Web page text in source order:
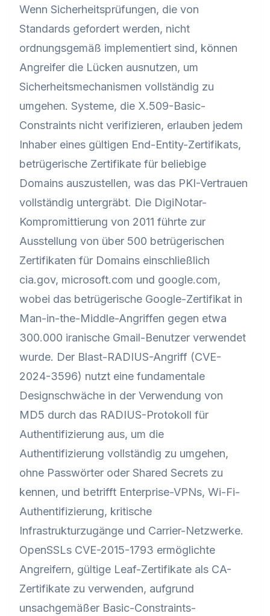
Wenn Sicherheitsprüfungen, die von
Standards gefordert werden, nicht
ordnungsgemäß implementiert sind, können
Angreifer die Lücken ausnutzen, um
Sicherheitsmechanismen vollständig zu
umgehen. Systeme, die X.509-Basic-
Constraints nicht verifizieren, erlauben jedem
Inhaber eines gültigen End-Entity-Zertifikats,
betrügerische Zertifikate für beliebige
Domains auszustellen, was das PKI-Vertrauen
vollständig untergräbt. Die DigiNotar-
Kompromittierung von 2011 führte zur
Ausstellung von über 500 betrügerischen
Zertifikaten für Domains einschließlich
cia.gov, microsoft.com und google.com,
wobei das betrügerische Google-Zertifikat in
Man-in-the-Middle-Angriffen gegen etwa
300.000 iranische Gmail-Benutzer verwendet
wurde. Der Blast-RADIUS-Angriff (CVE-
2024-3596) nutzt eine fundamentale
Designschwäche in der Verwendung von
MD5 durch das RADIUS-Protokoll für
Authentifizierung aus, um die
Authentifizierung vollständig zu umgehen,
ohne Passwörter oder Shared Secrets zu
kennen, und betrifft Enterprise-VPNs, Wi-Fi-
Authentifizierung, kritische
Infrastrukturzugänge und Carrier-Netzwerke.
OpenSSLs CVE-2015-1793 ermöglichte
Angreifern, gültige Leaf-Zertifikate als CA-
Zertifikate zu verwenden, aufgrund
unsachgemäßer Basic-Constraints-